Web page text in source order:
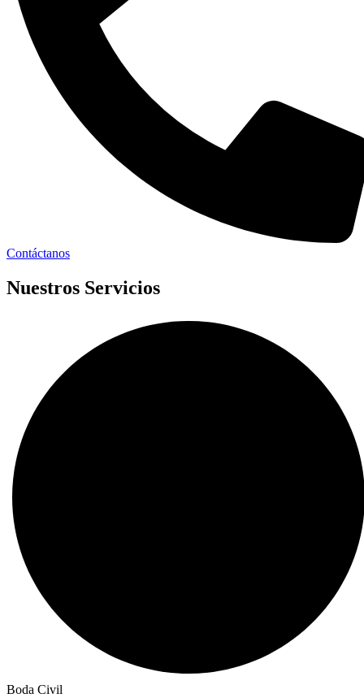
Contáctanos
Nuestros Servicios
Boda Civil